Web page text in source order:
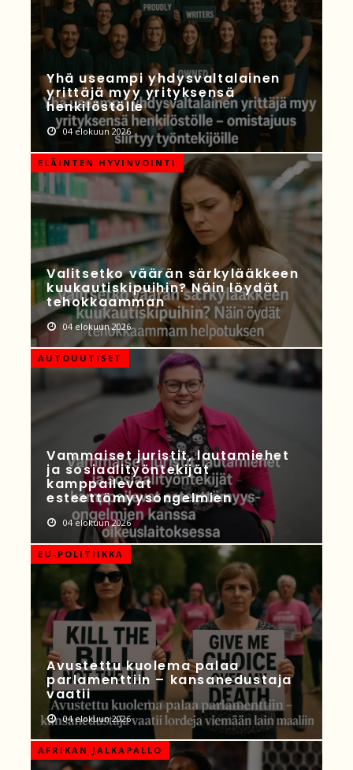
Yhä useampi yhdysvaltalainen
yrittäjä myy yrityksensä
henkilöstölle
04 elokuun 2026
ELÄINTEN HYVINVOINTI
Valitsetko väärän särkylääkkeen
kuukautiskipuihin? Näin löydät
tehokkaamman
04 elokuun 2026
AUTOUUTISET
Vammaiset juristit, lautamiehet
ja sosiaalityöntekijät
kamppailevat
esteettömyysongelmien
04 elokuun 2026
EU-POLITIIKKA
Avustettu kuolema palaa
parlamenttiin – kansanedustaja
vaatii
04 elokuun 2026
AFRIKAN JALKAPALLO